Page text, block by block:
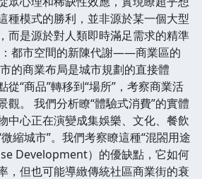
種模式的勝利，並非源於某一個大型
而是源於對人類即時滿足需求的精準
都市空間的新陳代謝——商業區的
的商業布局是城市規劃的直接體
從“商品”轉移到“場所”，考察商業活
觀。 我們分析瞭“體驗式消費”的實體
中心正在演變成集娛樂、文化、餐飲
縮城市”。我們考察瞭這種“混閤用途
Development）的優缺點，它如何
，但也可能導緻傳統社區商業街的衰